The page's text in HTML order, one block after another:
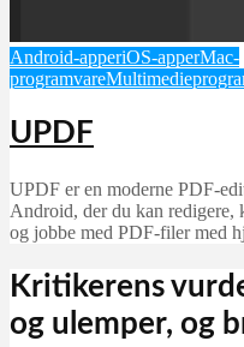
Android-apperiOS-apperMac-
programvare
UPDF
UPDF er en moderne PDF-
Android, der du kan redigere,
og jobbe med PDF-filer med
Kritikerens
og ulemper, og